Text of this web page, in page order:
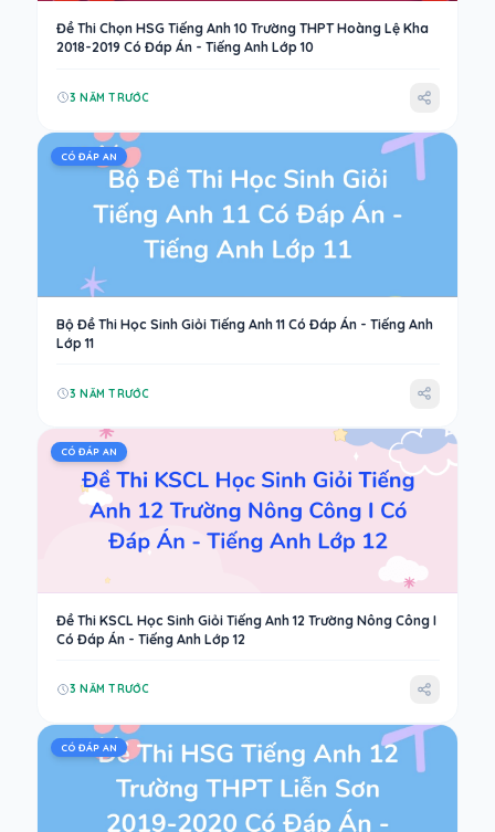
Đề Thi Chọn HSG Tiếng Anh 10 Trường THPT Hoàng Lệ Kha
2018-2019 Có Đáp Án - Tiếng Anh Lớp 10
3 NĂM TRƯỚC
CÓ ĐÁP AN
Bộ Đề Thi Học Sinh Giỏi Tiếng Anh 11 Có Đáp Án - Tiếng Anh
Lớp 11
3 NĂM TRƯỚC
CÓ ĐÁP AN
Đề Thi KSCL Học Sinh Giỏi Tiếng Anh 12 Trường Nông Công I
Có Đáp Án - Tiếng Anh Lớp 12
3 NĂM TRƯỚC
CÓ ĐÁP AN